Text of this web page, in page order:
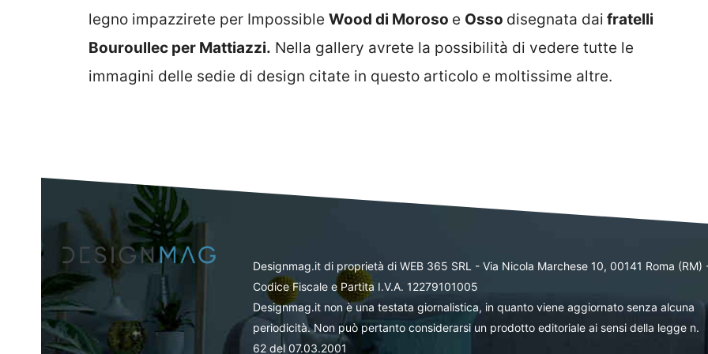
legno impazzirete per Impossible Wood di Moroso e Osso disegnata dai fratelli
Bouroullec per Mattiazzi. Nella gallery avrete la possibilità di vedere tutte le
immagini delle sedie di design citate in questo articolo e moltissime altre.
Designmag.it di proprietà di WEB 365 SRL - Via Nicola Marchese 10, 00141 Roma (RM)
Codice Fiscale e Partita I.V.A. 12279101005
Designmag.it non è una testata giornalistica, in quanto viene aggiornato senza alcuna
periodicità. Non può pertanto considerarsi un prodotto editoriale ai sensi della legge n.
62 del 07.03.2001